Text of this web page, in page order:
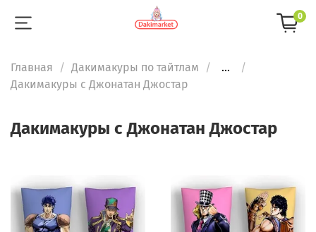
0
Главная Дакимакуры по тайтлам
...
Дакимакуры с Джонатан Джостар
Дакимакуры с Джонатан Джостар